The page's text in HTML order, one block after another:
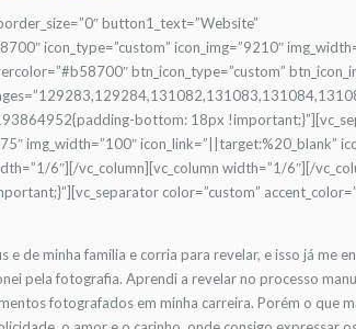
button1_text=”Website”
icon_type=”custom” icon_img=”9210″
btn_icon_type=”custom”
bottom: 18px
img_width=”100″ icon_link=”||target:%20_blank”
6″][/vc_column][vc_column width=”1/6″][/
color=”custom”
minha família e corria para revelar, e isso já me
pela fotografia. Aprendi a revelar no processo
fotografados em minha carreira. Porém o que